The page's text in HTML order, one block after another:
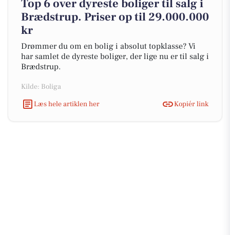
Top 6 over dyreste boliger til salg i
Brædstrup. Priser op til 29.000.000
kr
Drømmer du om en bolig i absolut topklasse? Vi
har samlet de dyreste boliger, der lige nu er til salg i
Brædstrup.
Kilde: Boliga
Læs hele artiklen her
Kopiér link